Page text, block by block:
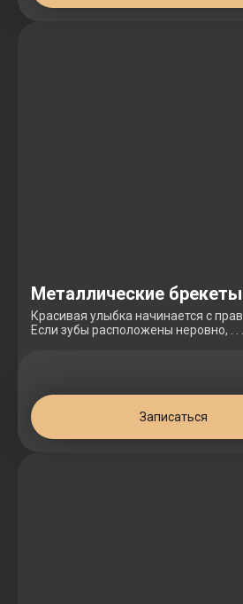
Металлические брекеты
Красивая улыбка начинается с
Если зубы расположены неровно, . . .
Записаться